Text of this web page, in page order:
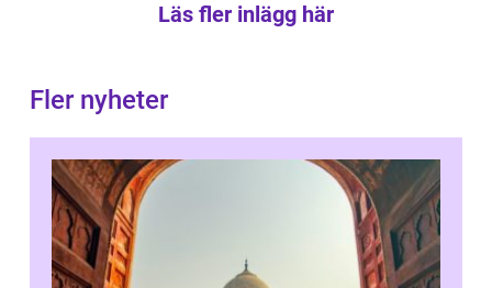
Läs fler inlägg här
Fler nyheter